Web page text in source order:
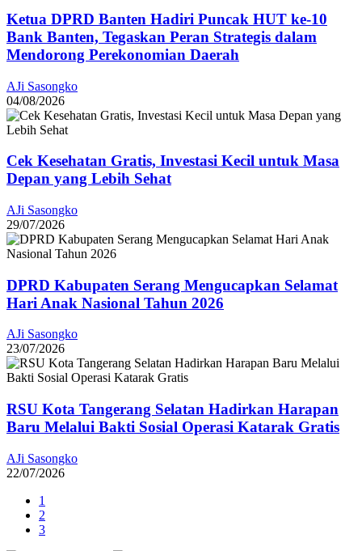
Ketua DPRD Banten Hadiri Puncak HUT ke-10
Bank Banten, Tegaskan Peran Strategis dalam
Mendorong Perekonomian Daerah
AJi Sasongko
04/08/2026
Cek Kesehatan Gratis, Investasi Kecil untuk Masa
Depan yang Lebih Sehat
AJi Sasongko
29/07/2026
DPRD Kabupaten Serang Mengucapkan Selamat
Hari Anak Nasional Tahun 2026
AJi Sasongko
23/07/2026
RSU Kota Tangerang Selatan Hadirkan Harapan
Baru Melalui Bakti Sosial Operasi Katarak Gratis
AJi Sasongko
22/07/2026
1
2
3